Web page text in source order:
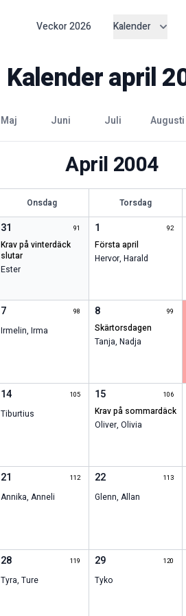
Veckor2026 Kalender
Kalenderapril
maj juni juli augusti
April 2004
Onsdag Torsdag
31 91
krav på vinterdäck
slutar
Ester
1 92
första april
Hervor, Harald
7 98
Irmelin,Irma
8 99
skärtorsdagen
Tanja, Nadja
14 105
Tiburtius
15 106
krav på sommardäck
Oliver, Olivia
21 112
Annika,Anneli
22 113
Glenn, Allan
28 119
Tyra,Ture
29 120
Tyko